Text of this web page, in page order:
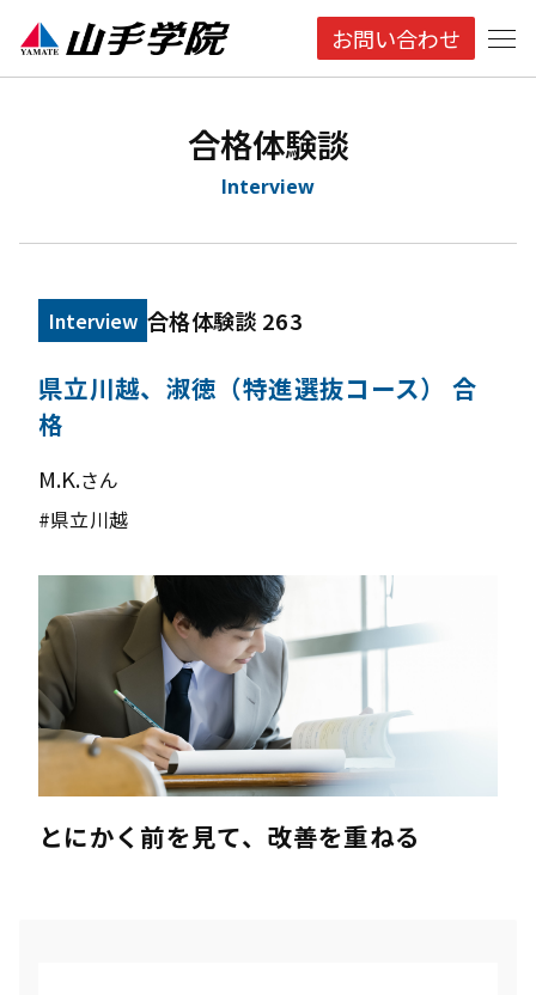
お問い合わせ
合格体験談
Interview
Interview 合格体験談 263
県立川越、淑徳（特進選抜コース） 合
格
M.K.さん
#県立川越
とにかく前を見て、改善を重ねる